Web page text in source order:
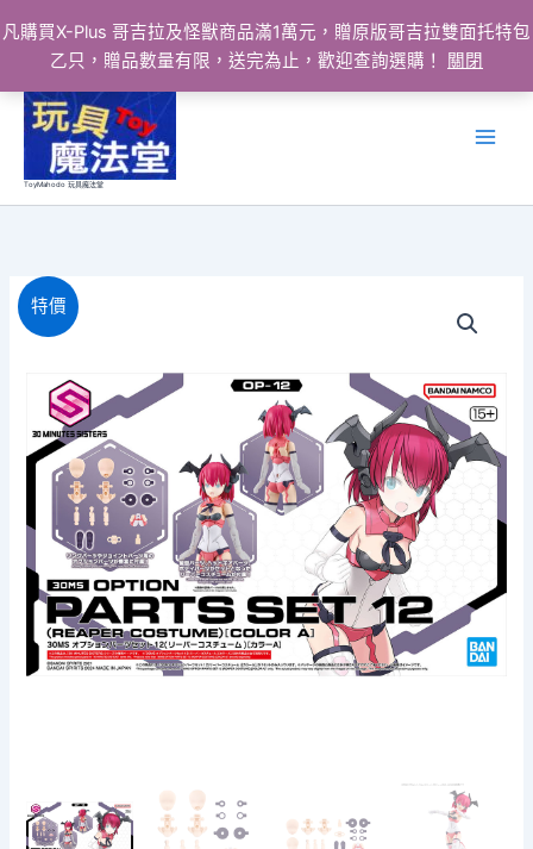
凡購買X-Plus 哥吉拉及怪獸商品滿1萬元，贈原版哥吉拉雙面托特包
乙只，贈品數量有限，送完為止，歡迎查詢選購！
關閉
ToyMahodo 玩具魔法堂
特價